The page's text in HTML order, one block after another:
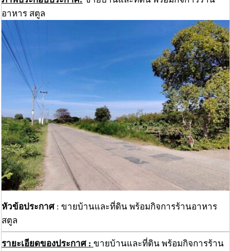
อาหาร สตูล
หัวข้อประกาศ: ขายบ้านและที่ดิน พร้อมกิจการร้านอาหาร
สตูล
รายะเอียดของประกาศ : ขายบ้านและที่ดิน พร้อมกิจการร้าน